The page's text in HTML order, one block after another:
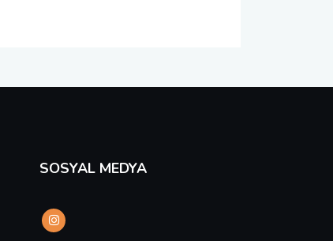
SOSYAL MEDYA